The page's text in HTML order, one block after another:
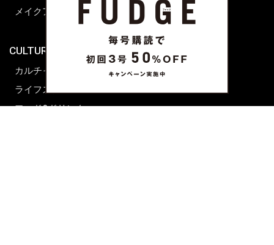
メイクアップティップス
CULTURE & LIFE
カルチャー
ライフスタイル
フード&ドリンク
ライフスタイル